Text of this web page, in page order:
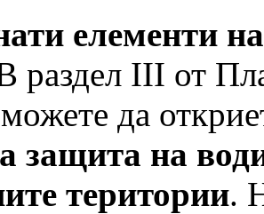
елементи
раздел III от
да
защита на
територии.